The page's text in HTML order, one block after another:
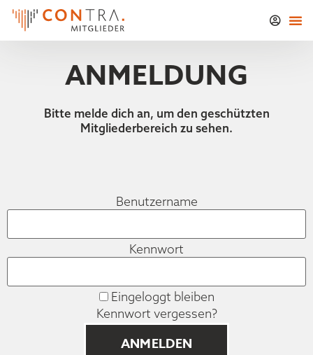
ANMELDUNG
Bitte melde dich an, um den geschützten
Mitgliederbereich zu sehen.
Benutzername
Kennwort
Eingeloggt bleiben
Kennwort vergessen?